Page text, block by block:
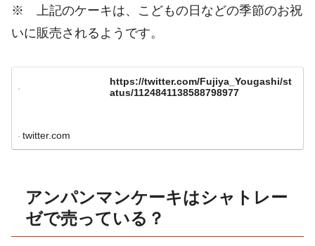
※ 上記のケーキは、こどもの日などの季節のお祝
いに販売されるようです。
https://twitter.com/Fujiya_Yougashi/st
atus/1124841138588798977
twitter.com
アンパンマンケーキはシャトレー
ゼで売っている？